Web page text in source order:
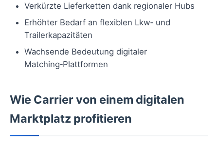
Verkürzte Lieferketten dank regionaler Hubs
Erhöhter Bedarf an flexiblen Lkw‑ und
Trailerkapazitäten
Wachsende Bedeutung digitaler
Matching‑Plattformen
Wie Carrier von einem digitalen
Marktplatz profitieren